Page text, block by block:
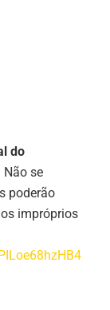
do
Não se
poderão
impróprios